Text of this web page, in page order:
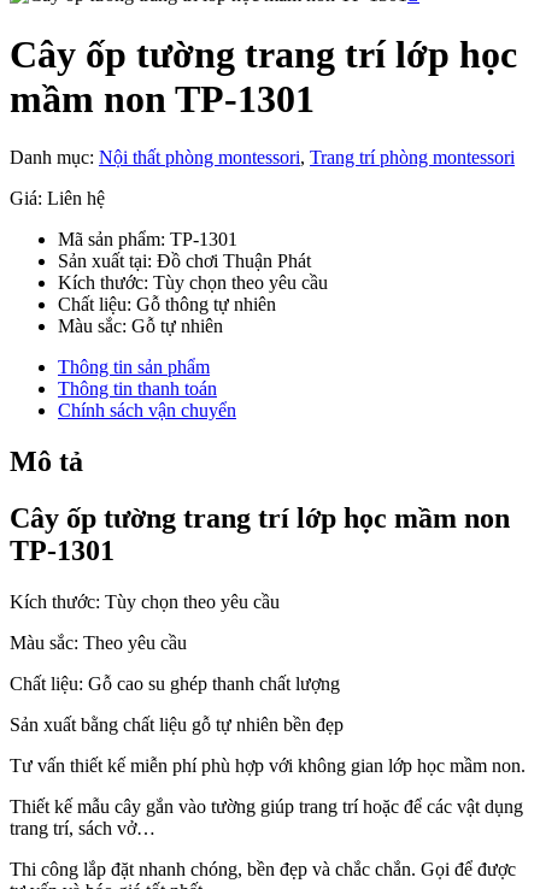
Cây ốp tường trang trí lớp học
mầm non TP-1301
Danh mục: Nội thất phòng montessori, Trang trí phòng montessori
Giá: Liên hệ
Mã sản phẩm: TP-1301
Sản xuất tại: Đồ chơi Thuận Phát
Kích thước: Tùy chọn theo yêu cầu
Chất liệu: Gỗ thông tự nhiên
Màu sắc: Gỗ tự nhiên
Thông tin sản phẩm
Thông tin thanh toán
Chính sách vận chuyển
Mô tả
Cây ốp tường trang trí lớp học mầm non
TP-1301
Kích thước: Tùy chọn theo yêu cầu
Màu sắc: Theo yêu cầu
Chất liệu: Gỗ cao su ghép thanh chất lượng
Sản xuất bằng chất liệu gỗ tự nhiên bền đẹp
Tư vấn thiết kế miễn phí phù hợp với không gian lớp học mầm non.
Thiết kế mẫu cây gắn vào tường giúp trang trí hoặc để các vật dụng
trang trí, sách vở…
Thi công lắp đặt nhanh chóng, bền đẹp và chắc chắn. Gọi để được